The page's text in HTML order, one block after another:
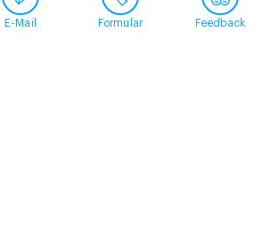
E-Mail Formular Feedback